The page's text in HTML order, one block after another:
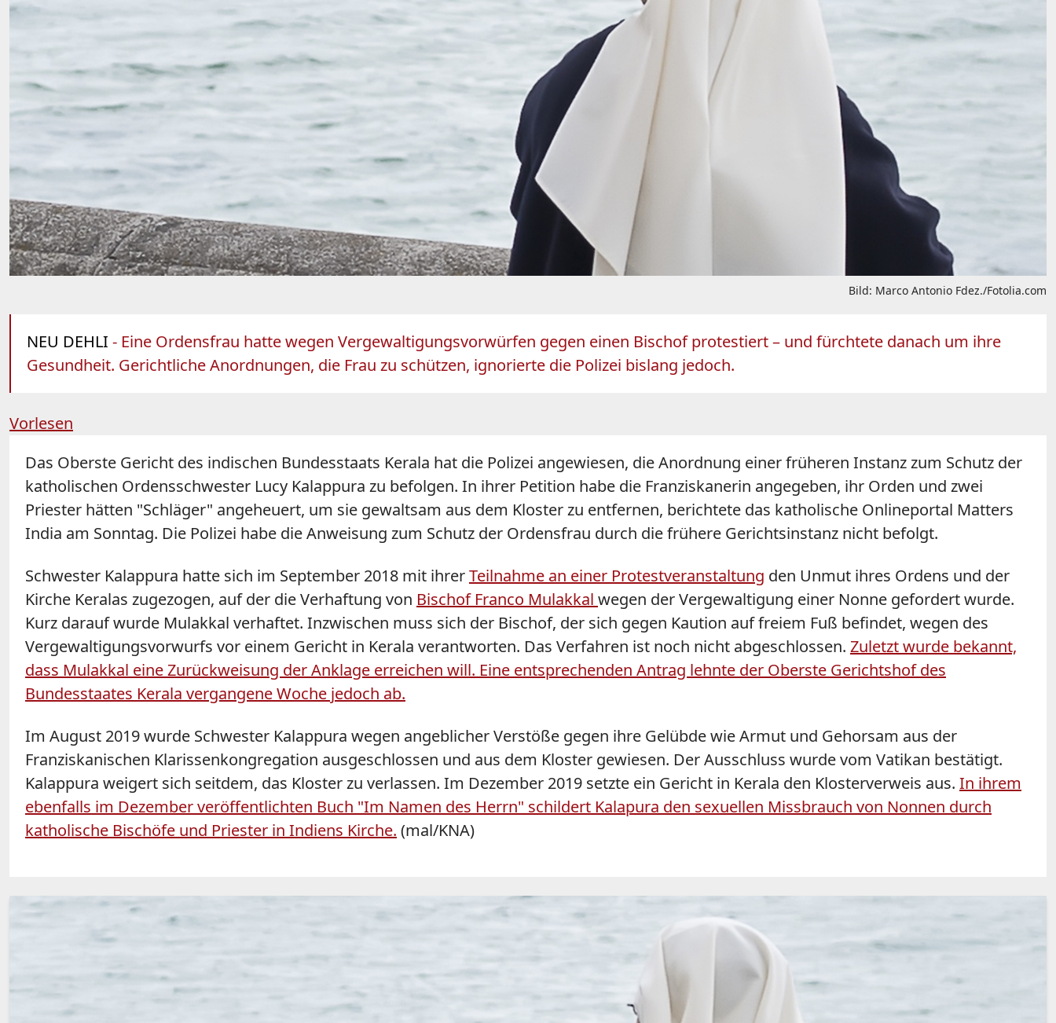
Bild: Marco Antonio Fdez./Fotolia.com
NEU DEHLI - Eine Ordensfrau hatte wegen Vergewaltigungsvorwürfen gegen einen Bischof protestiert – und fürchtete danach um ihre
Gesundheit. Gerichtliche Anordnungen, die Frau zu schützen, ignorierte die Polizei bislang jedoch.
Vorlesen
Das Oberste Gericht des indischen Bundesstaats Kerala hat die Polizei angewiesen, die Anordnung einer früheren Instanz zum Schutz der
katholischen Ordensschwester Lucy Kalappura zu befolgen. In ihrer Petition habe die Franziskanerin angegeben, ihr Orden und zwei
Priester hätten "Schläger" angeheuert, um sie gewaltsam aus dem Kloster zu entfernen, berichtete das katholische Onlineportal Matters
India am Sonntag. Die Polizei habe die Anweisung zum Schutz der Ordensfrau durch die frühere Gerichtsinstanz nicht befolgt.
Schwester Kalappura hatte sich im September 2018 mit ihrerTeilnahme an einer Protestveranstaltung den Unmut ihres Ordens und der
Kirche Keralas zugezogen, auf der die Verhaftung von Bischof Franco Mulakkal wegen der Vergewaltigung einer Nonne gefordert wurde.
Kurz darauf wurde Mulakkal verhaftet. Inzwischen muss sich der Bischof, der sich gegen Kaution auf freiem Fuß befindet, wegen des
Vergewaltigungsvorwurfs vor einem Gericht in Kerala verantworten. Das Verfahren ist noch nicht abgeschlossen. Zuletzt wurde bekannt,
dass Mulakkal eine Zurückweisung der Anklage erreichen will. Eine entsprechenden Antrag lehnte der Oberste Gerichtshof des
Bundesstaates Kerala vergangene Woche jedoch ab.
Im August 2019 wurde Schwester Kalappura wegen angeblicher Verstöße gegen ihre Gelübde wie Armut und Gehorsam aus der
Franziskanischen Klarissenkongregation ausgeschlossen und aus dem Kloster gewiesen. Der Ausschluss wurde vom Vatikan bestätigt.
Kalappura weigert sich seitdem, das Kloster zu verlassen. Im Dezember 2019 setzte ein Gericht in Kerala den Klosterverweis aus. In ihrem
ebenfalls im Dezember veröffentlichten Buch "Im Namen des Herrn" schildert Kalapura den sexuellen Missbrauch von Nonnen durch
katholische Bischöfe und Priester in Indiens Kirche. (mal/KNA)